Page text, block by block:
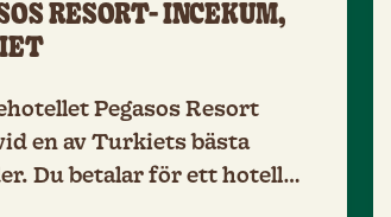
RESORT- INCEKUM,
Pegasos Resort
en av Turkiets bästa
Du betalar för ett hotell